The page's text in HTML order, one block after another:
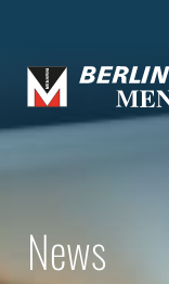
News